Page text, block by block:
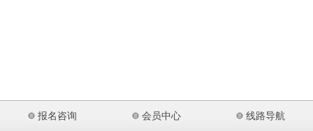
报名咨询 会员中心 线路导航